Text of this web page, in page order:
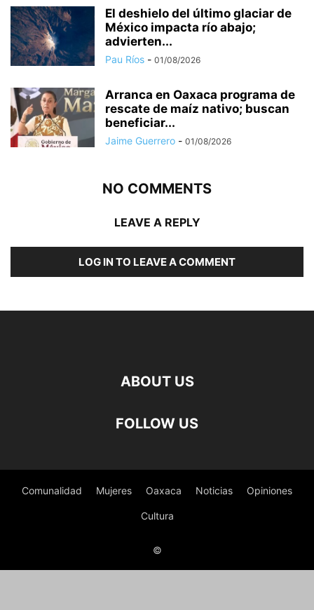
El deshielo del último glaciar de
México impacta río abajo;
advierten...
Pau Ríos - 01/08/2026
Arranca en Oaxaca programa de
rescate de maíz nativo; buscan
beneficiar...
Jaime Guerrero - 01/08/2026
NO COMMENTS
LEAVE A REPLY
LOG IN TO LEAVE A COMMENT
ABOUT US
FOLLOW US
Comunalidad Mujeres Oaxaca Noticias Opiniones
Cultura
©